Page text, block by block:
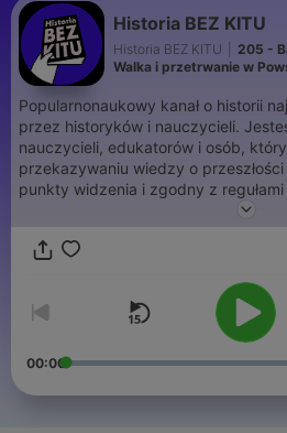
Historia BEZ KITU
Historia BEZ KITU
205 -
Walka i przetrwanie w
Popularnonaukowy kanał o historii
przez historyków i nauczycieli. Jesteśmy grupą historyków,
nauczycieli, edukatorów i osób,
przekazywaniu wiedzy o
punkty widzenia i zgodny z
Zamierzamy oddawać głos
wydarzenia. Chcemy tworzyć
00:00